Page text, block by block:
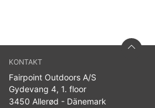
KONTAKT
Fairpoint Outdoors A/S
Gydevang 4, 1. floor
3450 Allerød - Dänemark